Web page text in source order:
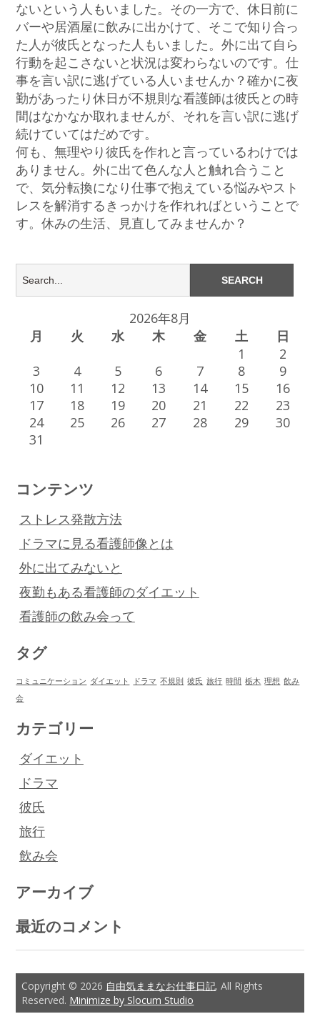
ないという人もいました。その一方で、休日前に
バーや居酒屋に飲みに出かけて、そこで知り合っ
た人が彼氏となった人もいました。外に出て自ら
行動を起こさないと状況は変わらないのです。仕
事を言い訳に逃げている人いませんか？確かに夜
勤があったり休日が不規則な看護師は彼氏との時
間はなかなか取れませんが、それを言い訳に逃げ
続けていてはだめです。
何も、無理やり彼氏を作れと言っているわけでは
ありません。外に出て色んな人と触れ合うこと
で、気分転換になり仕事で抱えている悩みやスト
レスを解消するきっかけを作れればということで
す。休みの生活、見直してみませんか？
2026年8月
月
火 水 木 金 土
日
1
2
3
4 5 6 7 8
9
10
11 12 13 14 15
16
17
18 19 20 21 22
23
24
25 26 27 28 29
30
31
コンテンツ
ストレス発散方法
ドラマに見る看護師像とは
外に出てみないと
夜勤もある看護師のダイエット
看護師の飲み会って
タグ
コミュニケーション ダイエット ドラマ 不規則 彼氏 旅行 時間 栃木 理想 飲み
会
カテゴリー
ダイエット
ドラマ
彼氏
旅行
飲み会
アーカイブ
最近のコメント
Copyright © 2026 自由気ままなお仕事日記. All Rights
Reserved. Minimize by Slocum Studio